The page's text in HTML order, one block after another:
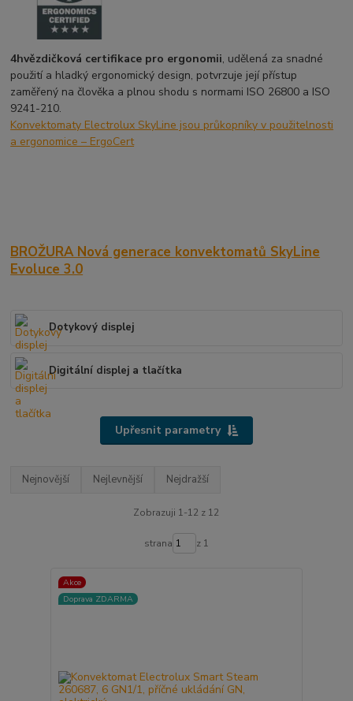
4hvězdičková certifikace pro ergonomii, udělená za snadné
použití a hladký ergonomický design, potvrzuje její přístup
zaměřený na člověka a plnou shodu s normami ISO 26800 a ISO
9241-210.
Konvektomaty Electrolux SkyLine jsou průkopníky v použitelnosti
a ergonomice – ErgoCert
BROŽURA Nová generace konvektomatů SkyLine
Evoluce 3.0
Dotykový displej
Digitální displej a tlačítka
Upřesnit parametry
Nejnovější Nejlevnější Nejdražší
Zobrazuji 1-12 z 12
strana z 1
Akce
Doprava ZDARMA